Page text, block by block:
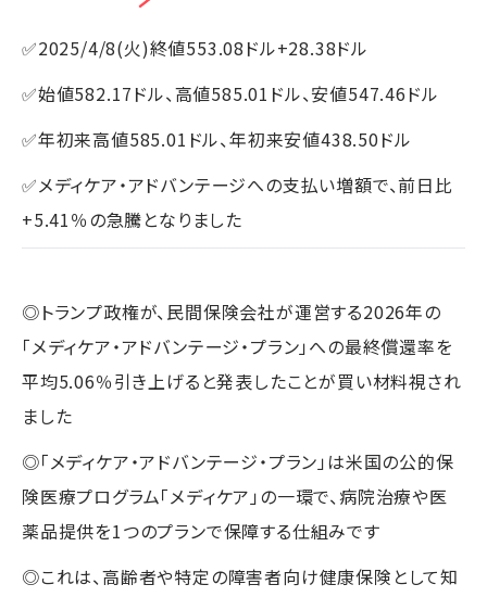
✅2025/4/8(火)終値553.08ドル+28.38ドル
✅始値582.17ドル、高値585.01ドル、安値547.46ドル
✅年初来高値585.01ドル、年初来安値438.50ドル
✅メディケア・アドバンテージへの支払い増額で、前日比
+5.41％の急騰となりました
◎トランプ政権が、民間保険会社が運営する2026年の
「メディケア・アドバンテージ・プラン」への最終償還率を
平均5.06％引き上げると発表したことが買い材料視され
ました
◎「メディケア・アドバンテージ・プラン」は米国の公的保
険医療プログラム「メディケア」の一環で、病院治療や医
薬品提供を1つのプランで保障する仕組みです
◎これは、高齢者や特定の障害者向け健康保険として知